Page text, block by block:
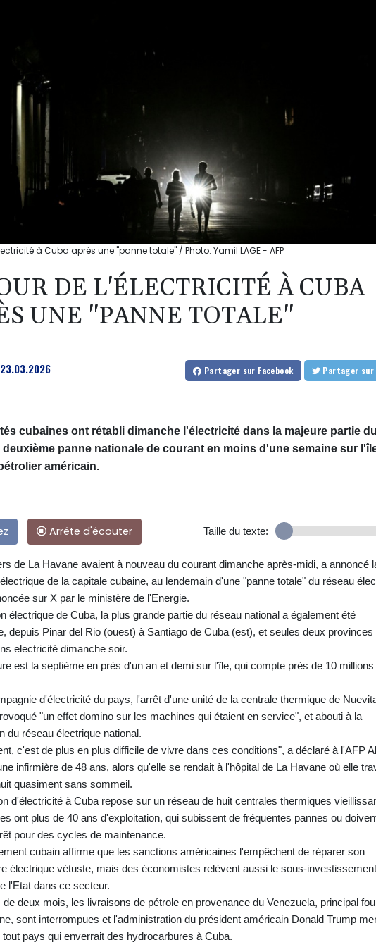
à Cuba après une "panne totale" / Photo: Yamil LAGE - AFP
DE L'ÉLECTRICITÉ À CUBA
UNE "PANNE TOTALE"
23.03.2026 Partager sur Facebook Partager
cubaines ont rétabli dimanche l'électricité dans la majeure partie
deuxième panne nationale de courant en moins d'une semaine sur
américain.
Arrête d'écouter Taille du texte:
de La Havane avaient à nouveau du courant dimanche après-midi, a annoncé
de la capitale cubaine, au lendemain d'une "panne totale" du réseau
sur X par le ministère de l'Energie.
électrique de Cuba, la plus grande partie du réseau national a également été
depuis Pinar del Rio (ouest) à Santiago de Cuba (est), et seules deux provinces
electricité dimanche soir.
est la septième en près d'un an et demi sur l'île, qui compte près de 10 millions
d'électricité du pays, l'arrêt d'une unité de la centrale thermique de
"un effet domino sur les machines qui étaient en service", et abouti à la
du réseau électrique national.
c'est de plus en plus difficile de vivre dans ces conditions", a déclaré à l'AFP
infirmière de 48 ans, alors qu'elle se rendait à l'hôpital de La Havane où elle
quasiment sans sommeil.
d'électricité à Cuba repose sur un réseau de huit centrales thermiques
ont plus de 40 ans d'exploitation, qui subissent de fréquentes pannes ou
pour des cycles de maintenance.
cubain affirme que les sanctions américaines l'empêchent de réparer son
électrique vétuste, mais des économistes relèvent aussi le sous-investissement
l'Etat dans ce secteur.
de deux mois, les livraisons de pétrole en provenance du Venezuela, principal
sont interrompues et l'administration du président américain Donald Trump
pays qui enverrait des hydrocarbures à Cuba.